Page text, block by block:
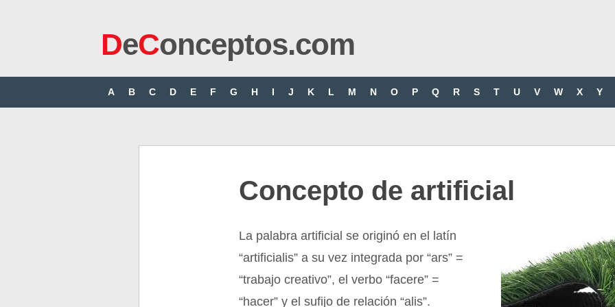
DeConceptos.com
A B C D E F G H I J K L M N O P Q R S T U V W X Y
Concepto de artificial
La palabra artificial se originó en el latín
“artificialis” a su vez integrada por “ars” =
“trabajo creativo”, el verbo “facere” =
“hacer” y el sufijo de relación “alis”.